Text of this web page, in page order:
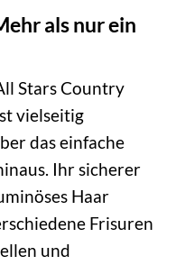
als nur ein
Stars Country
vielseitig
das einfache
Ihr sicherer
Haar
Frisuren
und